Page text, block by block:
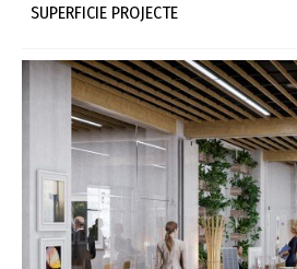
SUPERFICIE PROJECTE